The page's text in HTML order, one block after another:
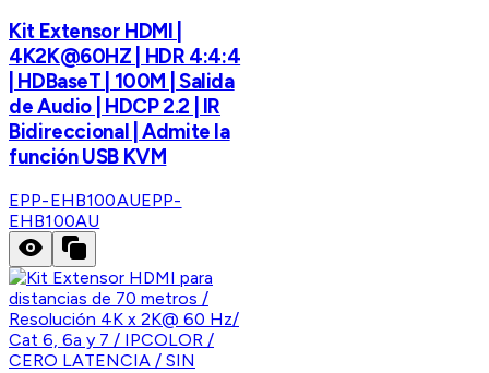
Kit Extensor HDMI |
4K2K@60HZ | HDR 4:4:4
| HDBaseT | 100M | Salida
de Audio | HDCP 2.2 | IR
Bidireccional | Admite la
función USB KVM
EPP-EHB100AUEPP-
EHB100AU